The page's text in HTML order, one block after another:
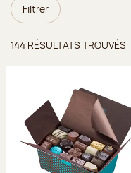
Filtrer
144 RÉSULTATS TROUVÉS